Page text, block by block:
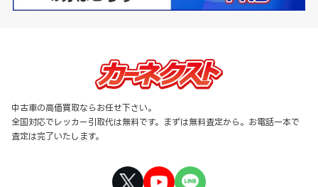
中古車の高価買取ならお任せ下さい。
全国対応でレッカー引取代は無料です。まずは無料査定から。お電話一本で
査定は完了いたします。